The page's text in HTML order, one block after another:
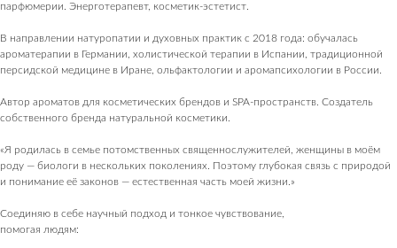
парфюмерии. Энерготерапевт, косметик-эстетист.
В направлении натуропатии и духовных практик с 2018 года: обучалась
ароматерапии в Германии, холистической терапии в Испании, традиционной
персидской медицине в Иране, ольфактологии и аромапсихологии в России.
Автор ароматов для косметических брендов и SPA-пространств. Создатель
собственного бренда натуральной косметики.
«Я родилась в семье потомственных священнослужителей, женщины в моём
роду — биологи в нескольких поколениях. Поэтому глубокая связь с природой
и понимание её законов — естественная часть моей жизни.»
Соединяю в себе научный подход и тонкое чувствование,
помогая людям: